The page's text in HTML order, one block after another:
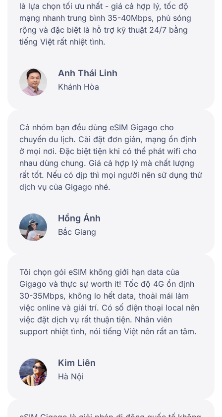
là lựa chọn tối ưu nhất - giá cả hợp lý, tốc độ
mạng nhanh trung bình 35-40Mbps, phủ sóng
rộng và đặc biệt là hỗ trợ kỹ thuật 24/7 bằng
tiếng Việt rất nhiệt tình.
Anh Thái Linh
Khánh Hòa
Cả nhóm bạn đều dùng eSIM Gigago cho
chuyến du lịch. Cài đặt đơn giản, mạng ổn định
ở mọi nơi. Đặc biệt tiện khi có thể phát wifi cho
nhau dùng chung. Giá cả hợp lý mà chất lượng
rất tốt. Nếu có dịp thì mọi người nên sử dụng thử
dịch vụ của Gigago nhé.
Hồng Ánh
Bắc Giang
Tôi chọn gói eSIM không giới hạn data của
Gigago và thực sự worth it! Tốc độ 4G ổn định
30-35Mbps, không lo hết data, thoải mái làm
việc online và giải trí. Có số điện thoại local nên
việc đặt dịch vụ rất thuận tiện. Nhân viên
support nhiệt tình, nói tiếng Việt nên rất an tâm.
Kim Liên
Hà Nội